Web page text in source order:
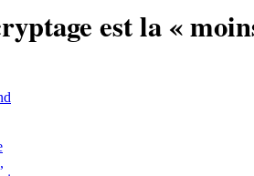
est la «